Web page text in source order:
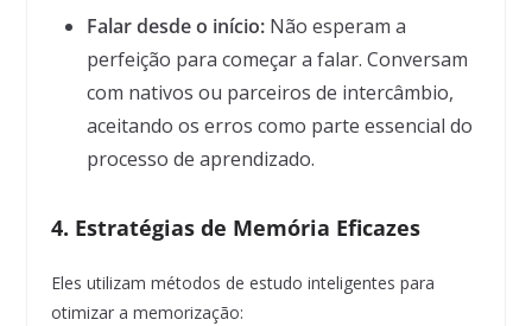
Falar desde o início:Não esperam a
perfeição para começar a falar. Conversam
com nativos ou parceiros de intercâmbio,
aceitando os erros como parte essencial do
processo de aprendizado.
4. Estratégias de Memória Eficazes
Eles utilizam métodos de estudo inteligentes para
otimizar a memorização: